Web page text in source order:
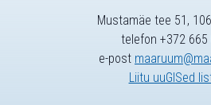
Mustamäe tee 51,
telefon +372 665
e-post
Liitu uuGISed